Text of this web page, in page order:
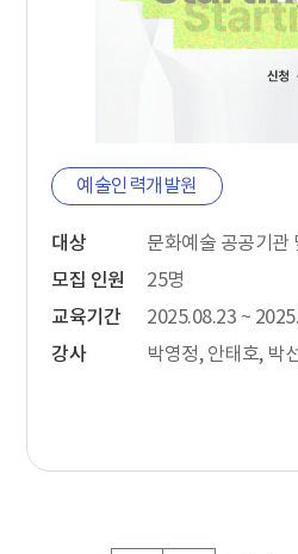
예술인력개발원
대상
문화예술 공공기관
모집 인원
25명
교육기간
2025.08.23 ~
강사
박영정, 안태호, 박